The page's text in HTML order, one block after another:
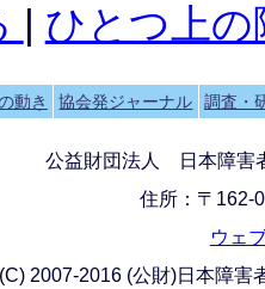
ひとつ上の
動き 協会発ジャーナル 調査・
公益財団法人 日本障害
住所：〒162-
ウェ
2007-2016 (公財)日本障